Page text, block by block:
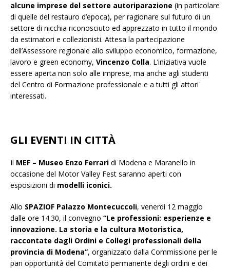
alcune imprese del settore autoriparazione (in particolare
di quelle del restauro d’epoca), per ragionare sul futuro di un
settore di nicchia riconosciuto ed apprezzato in tutto il mondo
da estimatori e collezionisti. Attesa la partecipazione
dell’Assessore regionale allo sviluppo economico, formazione,
lavoro e green economy, Vincenzo Colla. L’iniziativa vuole
essere aperta non solo alle imprese, ma anche agli studenti
del Centro di Formazione professionale e a tutti gli attori
interessati.
GLI EVENTI IN CITTÀ
Il MEF – Museo Enzo Ferrari di Modena e Maranello in
occasione del Motor Valley Fest saranno aperti con
esposizioni di modelli iconici.
Allo SPAZIOF Palazzo Montecuccoli, venerdì 12 maggio
dalle ore 14.30, il convegno “Le professioni: esperienze e
innovazione. La storia e la cultura Motoristica,
raccontate dagli Ordini e Collegi professionali della
provincia di Modena”, organizzato dalla Commissione per le
pari opportunità del Comitato permanente degli ordini e dei